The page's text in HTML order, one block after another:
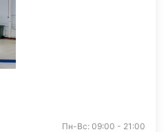
Пн-Вс: 09:00 - 21:00